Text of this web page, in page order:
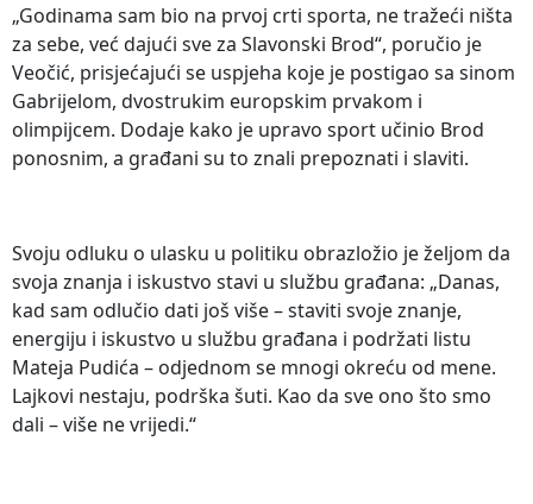
„Godinama sam bio na prvoj crti sporta, ne tražeći ništa
za sebe, već dajući sve za Slavonski Brod“, poručio je
Veočić, prisjećajući se uspjeha koje je postigao sa sinom
Gabrijelom, dvostrukim europskim prvakom i
olimpijcem. Dodaje kako je upravo sport učinio Brod
ponosnim, a građani su to znali prepoznati i slaviti.
Svoju odluku o ulasku u politiku obrazložio je željom da
svoja znanja i iskustvo stavi u službu građana: „Danas,
kad sam odlučio dati još više – staviti svoje znanje,
energiju i iskustvo u službu građana i podržati listu
Mateja Pudića – odjednom se mnogi okreću od mene.
Lajkovi nestaju, podrška šuti. Kao da sve ono što smo
dali – više ne vrijedi.“